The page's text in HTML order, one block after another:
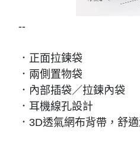
--
．正面拉鍊袋
．兩側置物袋
．內部插袋／拉鍊內袋
．耳機線孔設計
．3D透氣網布背帶，舒